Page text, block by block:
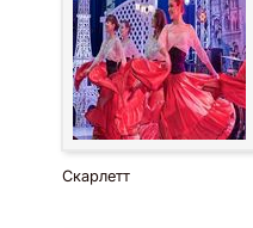
Скарлетт